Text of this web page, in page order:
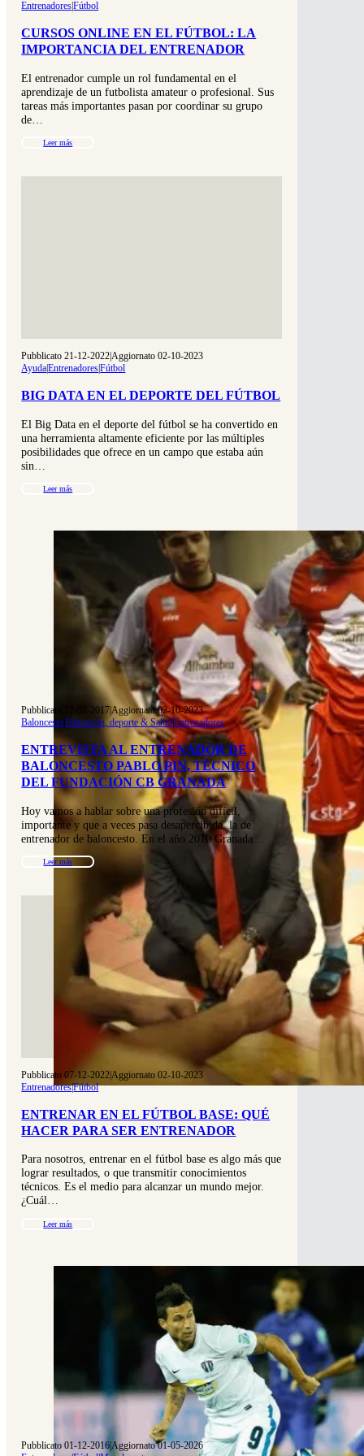
Entrenadores|Fútbol
CURSOS ONLINE EN EL FÚTBOL: LA
IMPORTANCIA DEL ENTRENADOR
El entrenador cumple un rol fundamental en el
aprendizaje de un futbolista amateur o profesional. Sus
tareas más importantes pasan por coordinar su grupo
de…
Leer más
Pubblicato 21-12-2022|Aggiornato 02-10-2023
Ayuda|Entrenadores|Fútbol
BIG DATA EN EL DEPORTE DEL FÚTBOL
El Big Data en el deporte del fútbol se ha convertido en
una herramienta altamente eficiente por las múltiples
posibilidades que ofrece en un campo que estaba aún
sin…
Leer más
Pubblicato 12-01-2017|Aggiornato 02-10-2023
Baloncesto|Educación, deporte & Salud|Entrenadores
ENTREVISTA AL ENTRENADOR DE
BALONCESTO PABLO PIN, TÉCNICO
DEL FUNDACIÓN CB GRANADA
Hoy vamos a hablar sobre una profesión difícil,
importante y que a veces pasa desapercibida, la de
entrenador de baloncesto. En el año 2010 Granada…
Leer más
Pubblicato 07-12-2022|Aggiornato 02-10-2023
Entrenadores|Fútbol
ENTRENAR EN EL FÚTBOL BASE: QUÉ
HACER PARA SER ENTRENADOR
Para nosotros, entrenar en el fútbol base es algo más que
lograr resultados, o que transmitir conocimientos
técnicos. Es el medio para alcanzar un mundo mejor.
¿Cuál…
Leer más
Pubblicato 01-12-2016|Aggiornato 01-05-2026